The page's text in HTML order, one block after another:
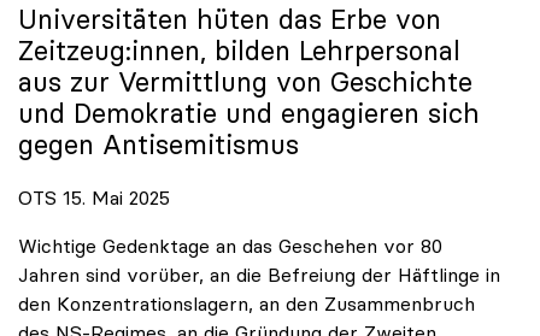
Universitäten hüten das Erbe von
Zeitzeug:innen, bilden Lehrpersonal
aus zur Vermittlung von Geschichte
und Demokratie und engagieren sich
gegen Antisemitismus
OTS 15. Mai 2025
Wichtige Gedenktage an das Geschehen vor 80
Jahren sind vorüber, an die Befreiung der Häftlinge in
den Konzentrationslagern, an den Zusammenbruch